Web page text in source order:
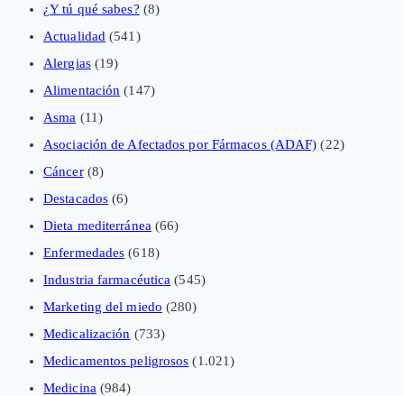
¿Y tú qué sabes? (8)
Actualidad (541)
Alergias(19)
Alimentación (147)
Asma (11)
Asociación de Afectados por Fármacos (ADAF) (22)
Cáncer(8)
Destacados (6)
Dieta mediterránea (66)
Enfermedades (618)
Industria farmacéutica (545)
Marketing del miedo (280)
Medicalización (733)
Medicamentos peligrosos (1.021)
Medicina (984)